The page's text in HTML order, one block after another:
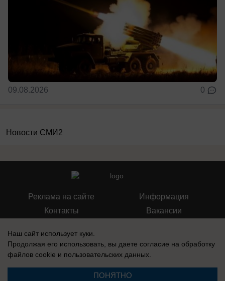
09.08.2026 0
Новости СМИ2
Реклама на сайте
Контакты
Информация
Вакансии
массовых коммуникаций (Роскомнадзор) 12 июля 2019 г.
Наш сайт использует куки.
Продолжая его использовать, вы даете согласие на обработку
файлов cookie и пользовательских данных.
ПОНЯТНО